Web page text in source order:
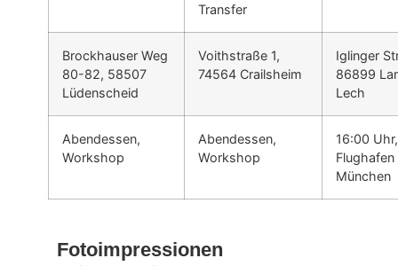
Transfer
Brockhauser Weg
80-82, 58507
Lüdenscheid
Voithstraße 1,
74564 Crailsheim
Iglinger
86899
Lech
Abendessen,
Workshop
Abendessen,
Workshop
16:00
München
Fotoimpressionen